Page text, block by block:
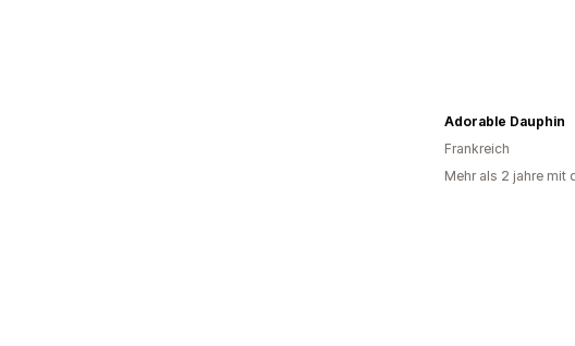
Adorable Dauphin
Frankreich
Mehr als 2 jahre mit